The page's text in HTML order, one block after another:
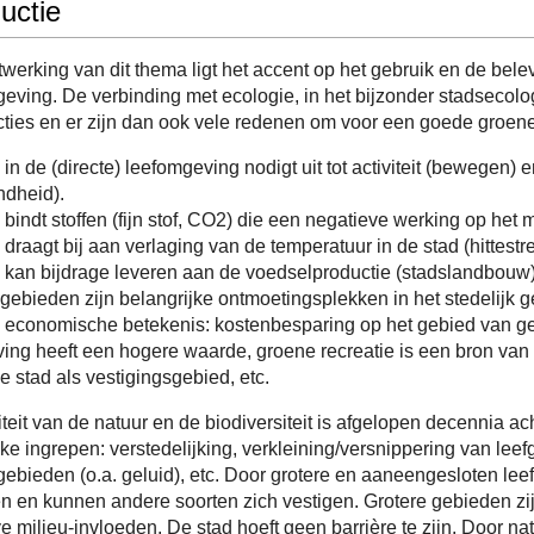
van dit thema ligt het accent op het gebruik en de
De verbinding met ecologie, in het bijzonder
en er zijn dan ook vele redenen om voor een goede
in de (directe) leefomgeving nodigt uit tot activiteit (bewegen)
bindt stoffen (fijn stof, CO2) die een negatieve werking op het
draagt bij aan verlaging van de temperatuur in de stad
kan bijdrage leveren aan de voedselproductie
zijn belangrijke ontmoetingsplekken in het stedelijk
economische betekenis: kostenbesparing op het gebied van
heeft een hogere waarde, groene recreatie is een bron
stad als vestigingsgebied, etc.
van de natuur en de biodiversiteit is afgelopen decennia
ingrepen: verstedelijking, verkleining/versnippering van
(o.a. geluid), etc. Door grotere en aaneengesloten
en kunnen andere soorten zich vestigen. Grotere gebieden
milieu-invloeden. De stad hoeft geen barrière te zijn. Door